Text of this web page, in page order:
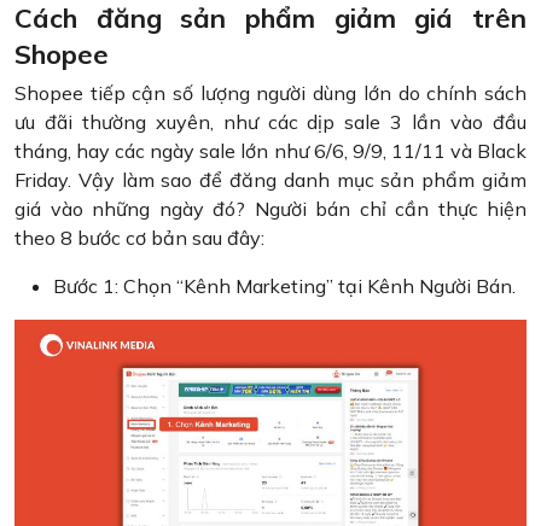
Cách đăng sản phẩm giảm giá trên
Shopee
Shopee tiếp cận số lượng người dùng lớn do chính sách
ưu đãi thường xuyên, như các dịp sale 3 lần vào đầu
tháng, hay các ngày sale lớn như 6/6, 9/9, 11/11 và Black
Friday. Vậy làm sao để đăng danh mục sản phẩm giảm
giá vào những ngày đó? Người bán chỉ cần thực hiện
theo 8 bước cơ bản sau đây:
Bước 1: Chọn “Kênh Marketing” tại Kênh Người Bán.